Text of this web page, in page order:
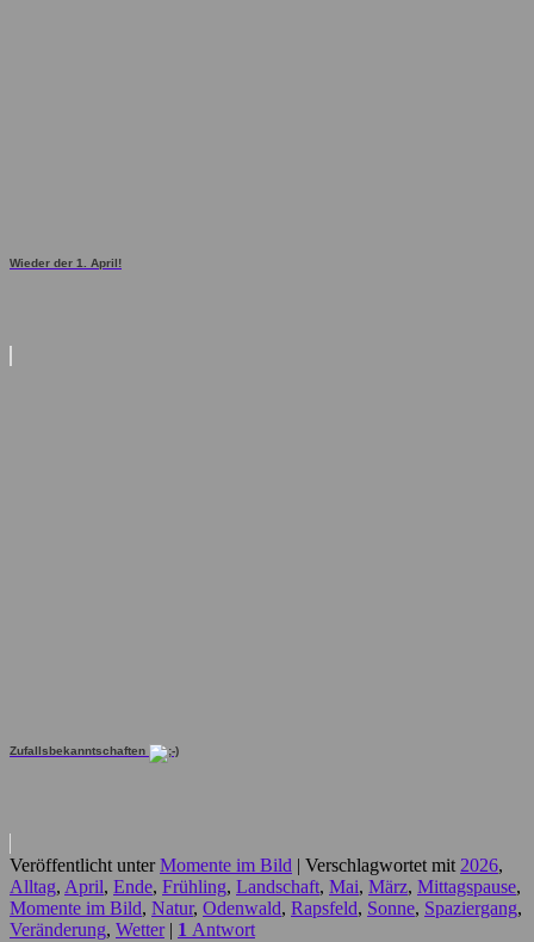
Wieder der 1. April!
Zufallsbekanntschaften
Veröffentlicht unter Momente im Bild | Verschlagwortet mit 2026,
Alltag, April, Ende, Frühling, Landschaft, Mai, März, Mittagspause,
Momente im Bild, Natur, Odenwald, Rapsfeld, Sonne, Spaziergang,
Veränderung, Wetter | 1 Antwort